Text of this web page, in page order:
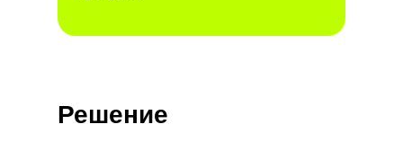
Решение